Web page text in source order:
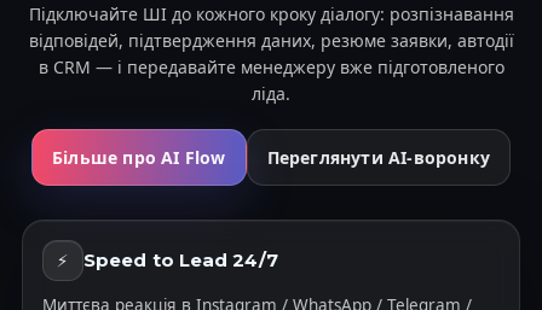
Підключайте ШІ до кожного кроку діалогу: розпізнавання
відповідей, підтвердження даних, резюме заявки, автодії
в CRM — і передавайте менеджеру вже підготовленого
ліда.
Більше про AI Flow Переглянути AI-воронку
⚡ Speed to Lead 24/7
Миттєва реакція в Instagram / WhatsApp / Telegram /